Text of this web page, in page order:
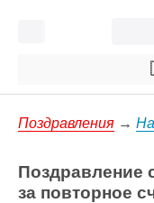
Поздравления →
Поздравление
за повторное